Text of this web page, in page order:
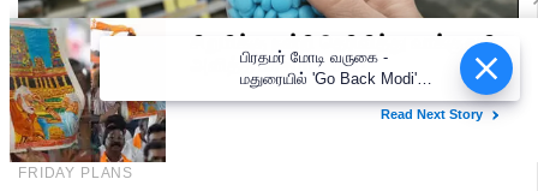
பிரதமர் மோடி வருகை -
மதுரையில் 'Go Back Modi'
போஸ்டர்களால் பரபரப்பு!